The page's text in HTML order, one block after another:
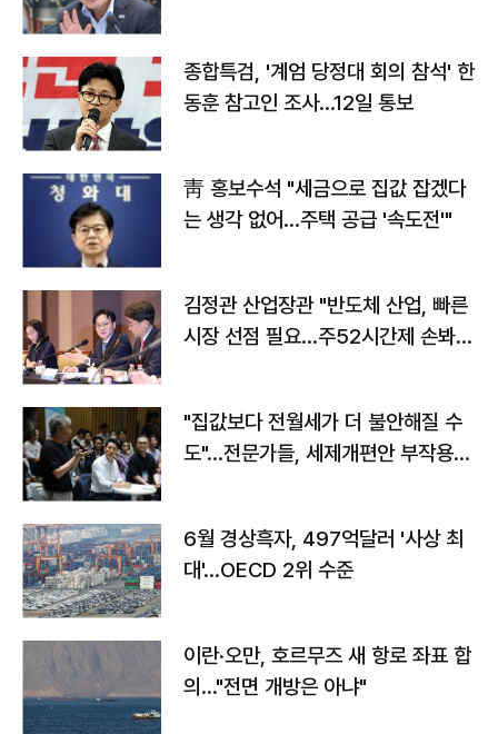
종합특검, '계엄 당정대 회의 참석' 한
동훈 참고인 조사...12일 통보
靑 홍보수석 "세금으로 집값 잡겠다
는 생각 없어…주택 공급 '속도전'"
김정관 산업장관 "반도체 산업, 빠른
시장 선점 필요…주52시간제 손봐
"집값보다 전월세가 더 불안해질 수
도"…전문가들, 세제개편안 부작용
6월 경상흑자, 497억달러 '사상 최
대'…OECD 2위 수준
이란·오만, 호르무즈 새 항로 좌표 합
의…"전면 개방은 아냐"